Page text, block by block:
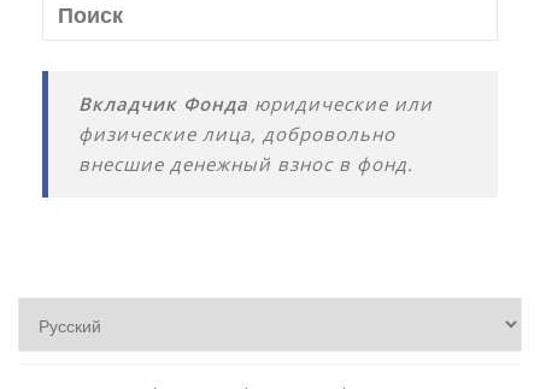
Вкладчик Фонда юридические или
физические лица, добровольно
внесшие денежный взнос в фонд.